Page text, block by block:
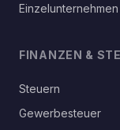
Einzelunternehmen
FINANZEN &
Steuern
Gewerbesteuer